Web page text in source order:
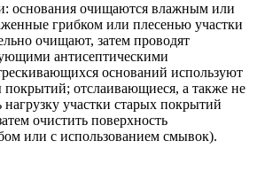
основания очищаются влажным или
грибком или плесенью участки
очищают, затем проводят
антисептическими
оснований используют
отслаивающиеся, а также не
участки старых покрытий
очистить поверхность
или с использованием смывок).